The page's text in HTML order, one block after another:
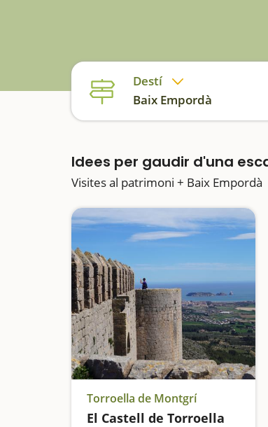
Destí
Baix Empordà
Idees per gaudir d'una
Visites al patrimoni + Baix Empordà
Torroella de Montgrí
El Castell de Torroella